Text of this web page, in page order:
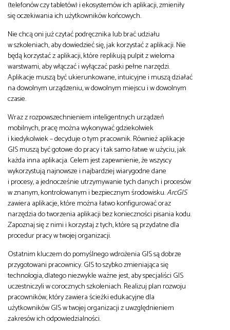
(telefonów czy tabletów) i ekosystemów ich aplikacji, zmieniły
się oczekiwania ich użytkowników końcowych.
Nie chcą oni już czytać podręcznika lub brać udziału
w szkoleniach, aby dowiedzieć się, jak korzystać z aplikacji. Nie
będą korzystać z aplikacji, które replikują pulpit z wieloma
warstwami, aby włączać i wyłączać paski pełne narzędzi.
Aplikacje muszą być ukierunkowane, intuicyjne i muszą działać
na dowolnym urządzeniu, w dowolnym miejscu i w dowolnym
czasie.
Wraz z rozpowszechnieniem inteligentnych urządzeń
mobilnych, pracę można wykonywać gdziekolwiek
i kiedykolwiek – decyduje o tym pracownik. Również aplikacje
GIS muszą być gotowe do pracy i tak samo łatwe w użyciu, jak
każda inna aplikacja. Celem jest zapewnienie, że wszyscy
wykorzystują najnowsze i najbardziej wiarygodne dane
i procesy, a jednocześnie utrzymywanie tych danych i procesów
w znanym, kontrolowanym i bezpiecznym środowisku.ArcGIS
zawiera aplikacje, które można łatwo konfigurować oraz
narzędzia do tworzenia aplikacji bez konieczności pisania kodu.
Zapoznaj się z nimi i korzystaj z tych, które są przydatne dla
procedur pracy w twojej organizacji.
Ostatnim kluczem do pomyślnego wdrożenia GIS są dobrze
przygotowani pracownicy. GIS to szybko zmieniająca się
technologia, dlatego niezwykle ważne jest, aby specjaliści GIS
uczestniczyli w corocznych szkoleniach. Realizuj plan rozwoju
pracowników, który zawiera ścieżki edukacyjne dla
użytkowników GIS w twojej organizacji z uwzględnieniem
zakresów ich odpowiedzialności.